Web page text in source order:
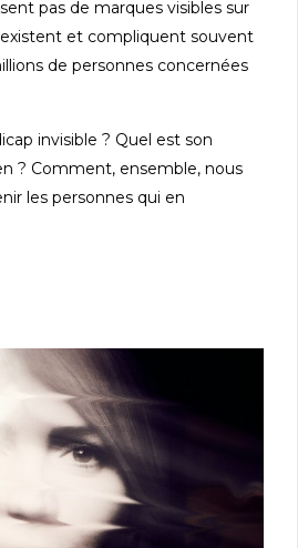
pas de marques visibles sur
et compliquent souvent
de personnes concernées
invisible ? Quel est son
? Comment, ensemble, nous
les personnes qui en